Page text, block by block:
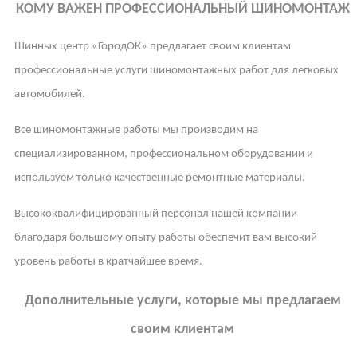
КОМУ ВАЖЕН ПРОФЕССИОНАЛЬНЫЙ ШИНОМОНТАЖ
Шинных центр «ГородОК» предлагает своим клиентам
профессиональные услуги шиномонтажных работ для легковых
автомобилей.
Все шиномонтажные работы мы производим на
специализированном, профессиональном оборудовании и
используем только качественные ремонтные материалы.
Высококвалифицированный персонал нашей компании
благодаря большому опыту работы обеспечит вам высокий
уровень работы в кратчайшее время.
Дополнительные услуги, которые мы предлагаем
своим клиентам